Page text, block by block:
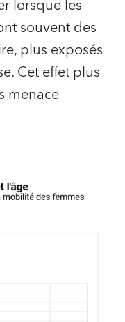
lorsque les
souvent des
plus exposés
Cet effet plus
menace